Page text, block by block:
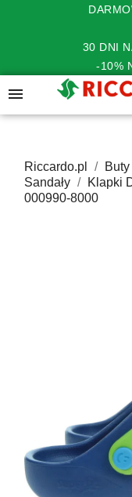
30 DNI
-10%

Riccardo.pl
Sandały
Klapki
000990-8000